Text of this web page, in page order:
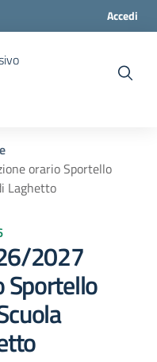
Accedi
orario Sportello
Laghetto
2027
Sportello